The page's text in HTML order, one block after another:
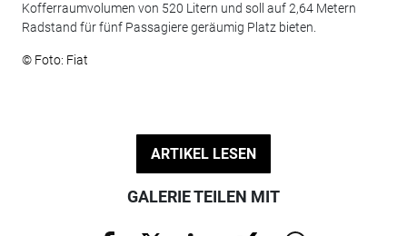
Kofferraumvolumen von 520 Litern und soll auf 2,64 Metern
Radstand für fünf Passagiere geräumig Platz bieten.
© Foto: Fiat
ARTIKEL LESEN
GALERIE TEILEN MIT